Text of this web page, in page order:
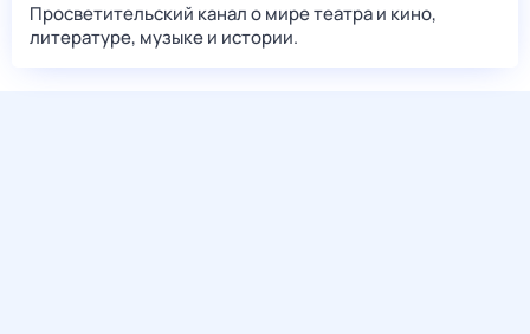
Просветительский канал о мире театра и кино,
литературе, музыке и истории.